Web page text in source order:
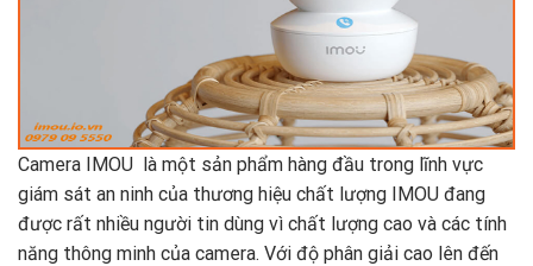
Camera IMOU là một sản phẩm hàng đầu trong lĩnh vực
giám sát an ninh của thương hiệu chất lượng IMOU đang
được rất nhiều người tin dùng vì chất lượng cao và các tính
năng thông minh của camera. Với độ phân giải cao lên đến